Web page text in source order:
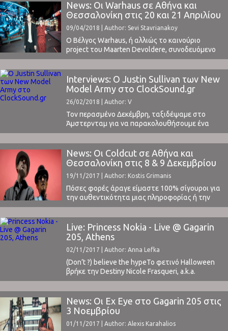
News: Οι Warhaus σε Αθήνα και
Θεσσαλονίκη στις 20 και 21 Απριλίου
09/04/2018 | Author: Sevi Stavrianakoy
O Βέλγος Warhaus, ή αλλιώς το καινούριο
project του Maarten Devoldere, συνοδευόμενο
από τα φωνητικά της Sylvie Kreusch - οι οποίοι
είναι και ζευγάρι - ξεκίνησε τη μουσική του
πορεία το 2016, έχοντας πειραματιστεί αρκετά
στο χώρο της μουσικής, βλ. Balthazar.Το
κόνσεπτ του φιλόδοξου Maarten ήταν να
δημιουργήσει ένα αριστούργημα, ...
Interviews: Ο Justin Sullivan των New
Model Army στο ClockSound.gr
26/02/2018 | Author: V
Τον περασμένο Δεκέμβρη, ταξιδέψαμε στο
Άμστερνταμ για να παρακολουθήσουμε ένα
από τα 5 συνολικά «εορταστικά» live που
αποφάσισαν να κάνουν οι New Model Army. Μία
μοναδική εμπειρία, με τους ίδιους να βρίσκονται
στη σκηνή για 3 ώρες, παίζοντας κομμάτια από
όλη την καριέρα τους. Κομμάτια που δεν έχουν
ακουστεί ζωντανά ...
News: Οι Coldcut σε Αθήνα και
Θεσσαλονίκη στις 8 & 9 Δεκεμβρίου
19/11/2017 | Author: Kostis Grimanis
Πόσες φορές άραγε είμαστε 100% σίγουροι για
την αυθεντικότητα μιας πληροφορίας ή την
προέλευσή της; Για τον/την πραγματικό
δημιουργό μιας ταινίας, ενός soundtrack ή ενός
κομματιού; Ή πόσες φορές ανακαλύπτουμε για
πρώτη φορά έναν μουσικό, μία μπάντα, ένα
συνθέτη μέσα από ένα φιλμ, ένα βιντεοπαιχνίδι,
ένα άλλο μουσικό κομμάτι ή ...
Live: Princess Nokia - Live @ Gagarin
205, Athens
02/11/2017 | Author: Anna Lefka
(Don’t ?) believe the hypeΤο φετινό Halloween
βρήκε την Destiny Nicole Frasqueri, a.k.a.
Princess Nokia, μακριά από την αγαπημένη της
Νέα Υόρκη και πάνω στην σκηνή του
κατάμεστου Gagarin 205. Κάτι που δεν την
εμπόδισε να τιμήσει τα έθιμα της πατρίδας της
και να εμφανιστεί μεταμφιεσμένη ως Lola
Bunny από ...
News: Οι Ex Eye στο Gagarin 205 στις
3 Νοεμβρίου
01/11/2017 | Author: Alexis Karahalios